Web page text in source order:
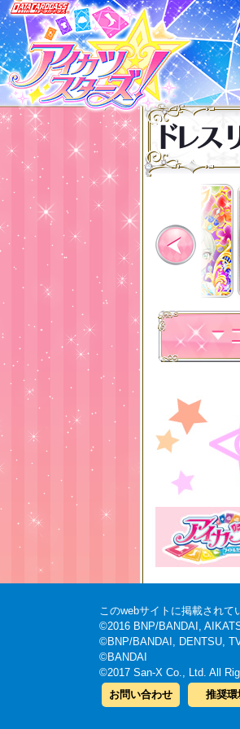
Previous
このwebサイトに掲載されて
©2016 BNP/BANDAI,
©BNP/BANDAI, DENTSU,
©BANDAI
©2017 San-X Co., Ltd. All
お問い合わせ
推奨環